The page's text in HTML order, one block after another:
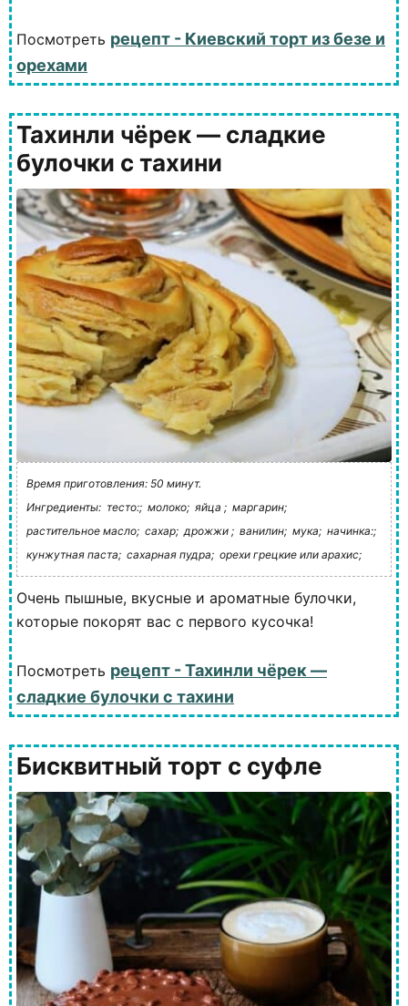
Посмотреть рецепт - Киевский торт из безе и
орехами
Тахинли чёрек — сладкие
булочки с тахини
Время приготовления: 50 минут.
Ингредиенты: тесто:; молоко; яйца ; маргарин;
растительное масло; сахар; дрожжи ; ванилин; мука; начинка:;
кунжутная паста; сахарная пудра; орехи грецкие или арахис;
Очень пышные, вкусные и ароматные булочки,
которые покорят вас с первого кусочка!
Посмотреть рецепт - Тахинли чёрек —
сладкие булочки с тахини
Бисквитный торт с суфле